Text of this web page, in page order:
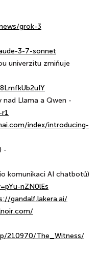
grok-3
3-7-sonnet
univerzitu zmiňuje
nad Llama a Qwen -
index/introducing-
-
komunikaci AI chatbotů)
nZN0lEs
gandalf.lakera.ai/
210970/The_Witness/